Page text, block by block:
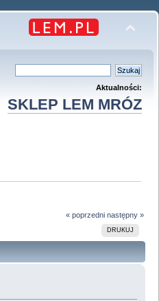
Aktualności:
SKLEP LEM MRÓZ
« poprzedni następny »
DRUKUJ